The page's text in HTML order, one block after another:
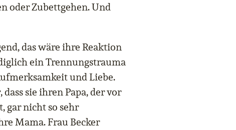
oder Zubettgehen. Und
das wäre ihre Reaktion
ein Trennungstrauma
und Liebe.
sie ihren Papa, der vor
gar nicht so sehr
Mama. Frau Becker